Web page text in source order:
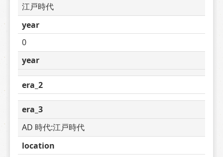
江戸時代
year
0
year
era_2
era_3
AD 時代:江戸時代
location